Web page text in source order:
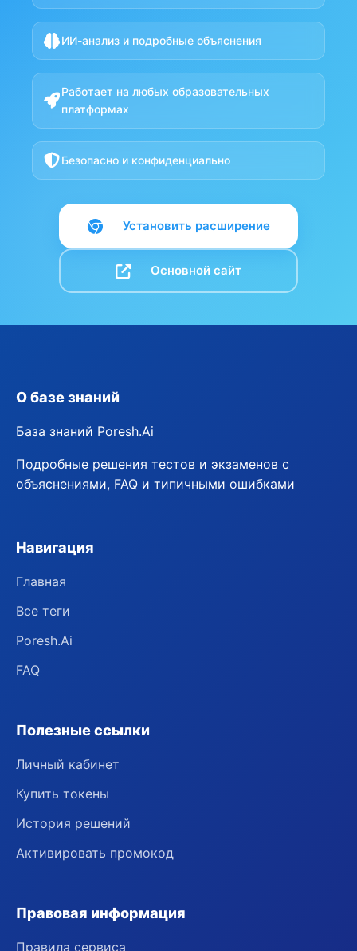
ИИ-анализ и подробные объяснения
Работает на любых образовательных
платформах
Безопасно и конфиденциально
Установить расширение
Основной сайт
О базе знаний
База знаний Poresh.Ai
Подробные решения тестов и экзаменов с
объяснениями, FAQ и типичными ошибками
Навигация
Главная
Все теги
Poresh.Ai
FAQ
Полезные ссылки
Личный кабинет
Купить токены
История решений
Активировать промокод
Правовая информация
Правила сервиса